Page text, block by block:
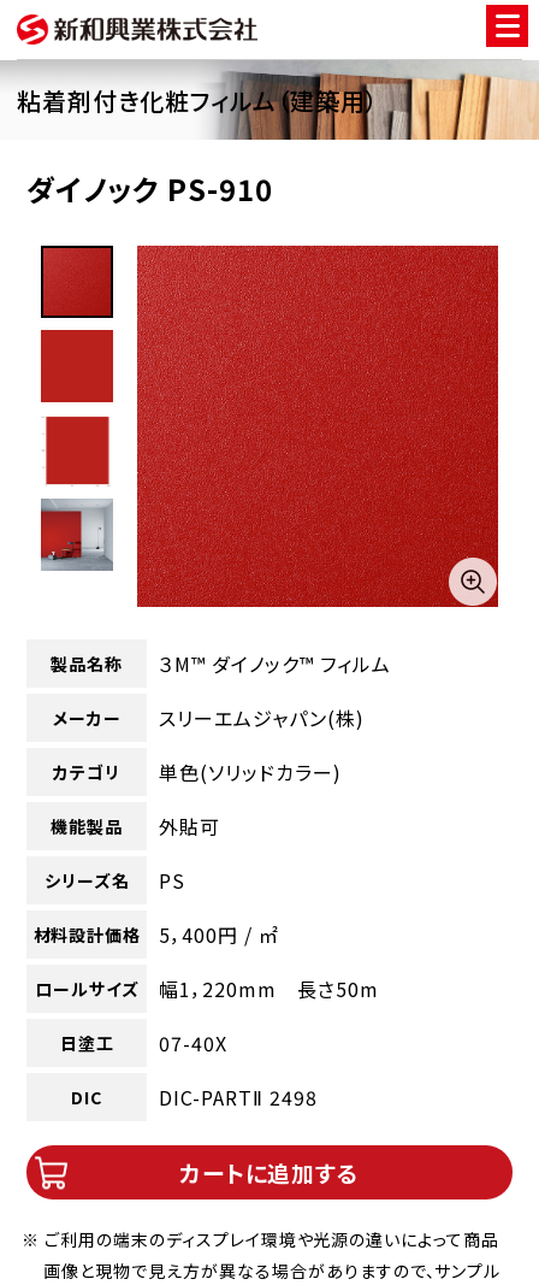
粘着剤付き化粧フィルム（建築用）
ダイノック PS-910
製品名称 ３M™ ダイノック™ フィルム
メーカー スリーエムジャパン(株)
カテゴリ 単色(ソリッドカラー)
機能製品 外貼可
シリーズ名 PS
材料設計価格 5，400円 / ㎡
ロールサイズ 幅1，220mm 長さ50m
日塗工 07-40X
DIC DIC-PARTⅡ 2498
カートに追加する
※ ご利用の端末のディスプレイ環境や光源の違いによって商品
画像と現物で見え方が異なる場合がありますので、サンプル